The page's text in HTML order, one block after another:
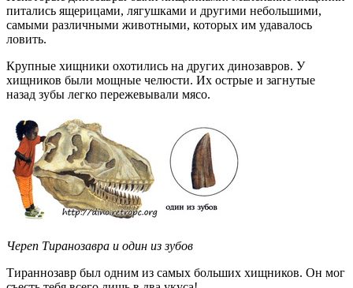
питались ящерицами, лягушками и другими небольшими,
самыми различными животными, которых им удавалось
ловить.
Крупные хищники охотились на других динозавров. У
хищников были мощные челюсти. Их острые и загнутые
назад зубы легко пережевывали мясо.
Череп Тиранозавра и один из зубов
Тираннозавр был одним из самых больших хищников. Он мог